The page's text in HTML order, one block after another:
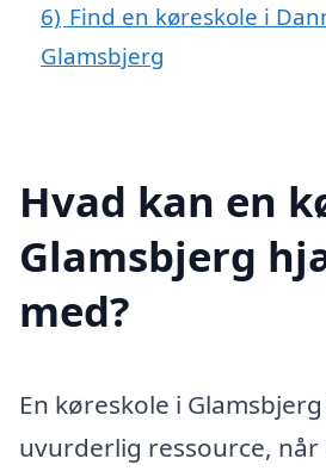
6) Find en køreskole i
Glamsbjerg
Hvad kan en
Glamsbjerg
med?
En køreskole i
uvurderlig ressource,